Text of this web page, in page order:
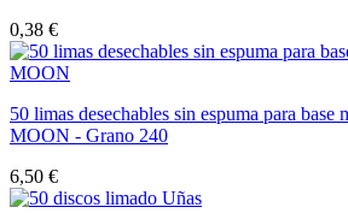
0,38 €
50 limas desechables sin espuma para
MOON - Grano 240
6,50 €